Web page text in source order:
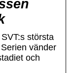
största
vänder
och